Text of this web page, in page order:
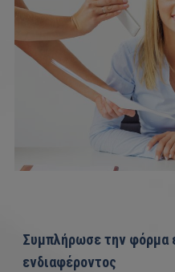
Συμπλήρωσε την φόρμα
ενδιαφέροντος